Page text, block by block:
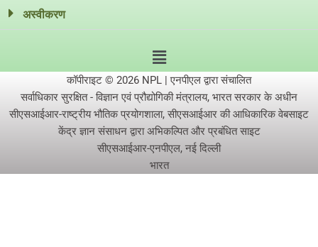
अस्वीकरण
कॉपीराइट © 2026 NPL | एनपीएल द्वारा संचालित
सर्वाधिकार सुरक्षित - विज्ञान एवं प्रौद्योगिकी मंत्रालय, भारत सरकार के अधीन
सीएसआईआर-राष्ट्रीय भौतिक प्रयोगशाला, सीएसआईआर की आधिकारिक वेबसाइट
केंद्र ज्ञान संसाधन द्वारा अभिकल्पित और प्रबंधित साइट
सीएसआईआर-एनपीएल, नई दिल्ली
भारत